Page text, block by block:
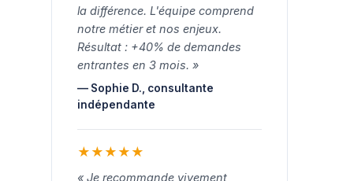
la différence. L'équipe comprend
notre métier et nos enjeux.
Résultat : +40% de demandes
entrantes en 3 mois. »
— Sophie D., consultante
indépendante
★ ★ ★ ★ ★
« Je recommande vivement